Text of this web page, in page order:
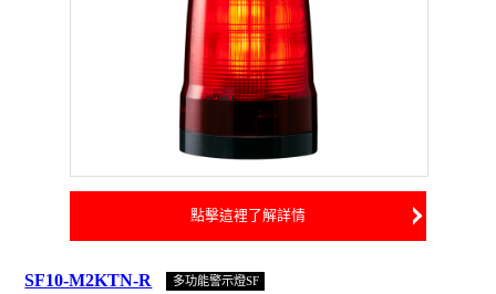
點擊這裡了解詳情
SF10-M2KTN-R 多功能警示燈SF